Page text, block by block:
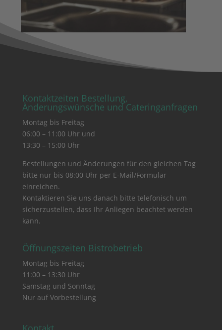
Kontaktzeiten Bestellung,
Änderungswünsche und Cateringanfragen
Montag bis Freitag
06:00 – 11:00 Uhr und
13:30 – 15:00 Uhr
Bestellungen und Änderungen für den gleichen Tag
bitte nur bis 08:00 Uhr per E-Mail/Formular
einreichen.
Kontaktieren Sie uns danach bitte telefonisch um
sicherzustellen, dass Ihr Anliegen beachtet werden
kann.
Öffnungszeiten Bistrobetrieb
Montag bis Freitag
11:00 – 13:30 Uhr
Samstag und Sonntag
Nur auf Vorbestellung